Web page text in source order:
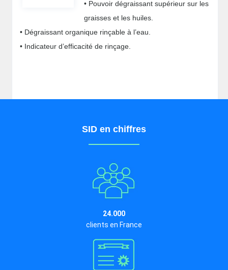
• Pouvoir dégraissant supérieur sur les
graisses et les huiles.
• Dégraissant organique rinçable à l’eau.
• Indicateur d’efficacité de rinçage.
SID en chiffres
24.000
clients en France